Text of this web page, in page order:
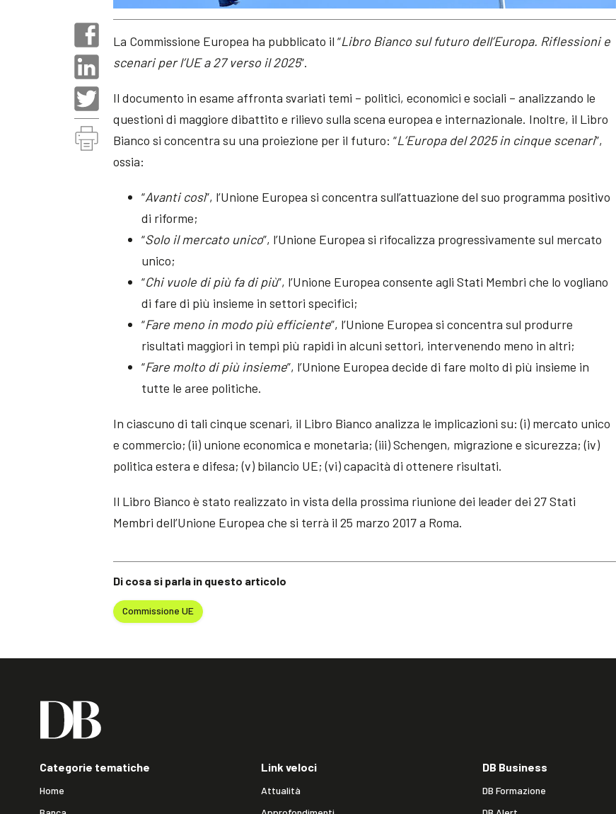
Di cosa si parla in questo articolo
Commissione UE
La Commissione Europea ha pubblicato il “Libro Bianco sul futuro dell’Europa. Riflessioni e
scenari per l’UE a 27 verso il 2025”.
Il documento in esame affronta svariati temi – politici, economici e sociali – analizzando le
questioni di maggiore dibattito e rilievo sulla scena europea e internazionale. Inoltre, il Libro
Bianco si concentra su una proiezione per il futuro: “L’Europa del 2025 in cinque scenari”,
ossia:
“Avanti così”, l’Unione Europea si concentra sull’attuazione del suo programma positivo
di riforme;
“Solo il mercato unico”, l’Unione Europea si rifocalizza progressivamente sul mercato
unico;
“Chi vuole di più fa di più”, l’Unione Europea consente agli Stati Membri che lo vogliano
di fare di più insieme in settori specifici;
“Fare meno in modo più efficiente”, l’Unione Europea si concentra sul produrre
risultati maggiori in tempi più rapidi in alcuni settori, intervenendo meno in altri;
“Fare molto di più insieme”, l’Unione Europea decide di fare molto di più insieme in
tutte le aree politiche.
In ciascuno di tali cinque scenari, il Libro Bianco analizza le implicazioni su: (i) mercato unico
e commercio; (ii) unione economica e monetaria; (iii) Schengen, migrazione e sicurezza; (iv)
politica estera e difesa; (v) bilancio UE; (vi) capacità di ottenere risultati.
Il Libro Bianco è stato realizzato in vista della prossima riunione dei leader dei 27 Stati
Membri dell’Unione Europea che si terrà il 25 marzo 2017 a Roma.
Categorie tematiche
Home
Link veloci
Attualità
DB Business
DB Formazione